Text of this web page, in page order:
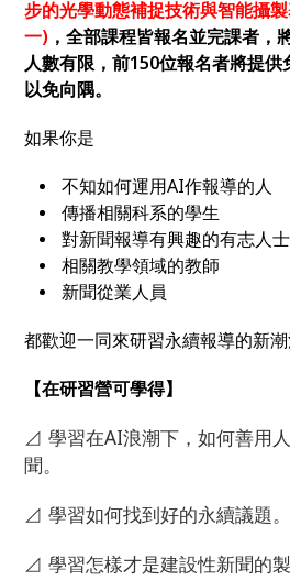
步的光學動態補捉技術與智能攝
一) ，全部課程皆報名並完課者，
人數有限，前150位報名者將提供
以免向隅。
如果你是
不知如何運用AI作報導
傳播相關科系的學生
對新聞報導有興趣的有志人士
相關教學領域的教師
新聞從業人員
都歡迎一同來研習永續報導的新潮
【在研習營可學得】
⊿ 學習在AI浪潮下，如何善用
聞。
⊿ 學習如何找到好的永續議題。
⊿ 學習怎樣才是建設性新聞的製